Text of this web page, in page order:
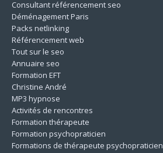
Consultant référencement seo
Déménagement Paris
Packs netlinking
Référencement web
Tout sur le seo
Annuaire seo
Formation EFT
Christine André
MP3 hypnose
Activités de rencontres
Formation thérapeute
Formation psychopraticien
Formations de thérapeute psychopraticien